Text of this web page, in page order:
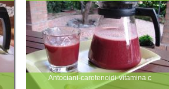
Antociani-carotenoidi-vitamina c